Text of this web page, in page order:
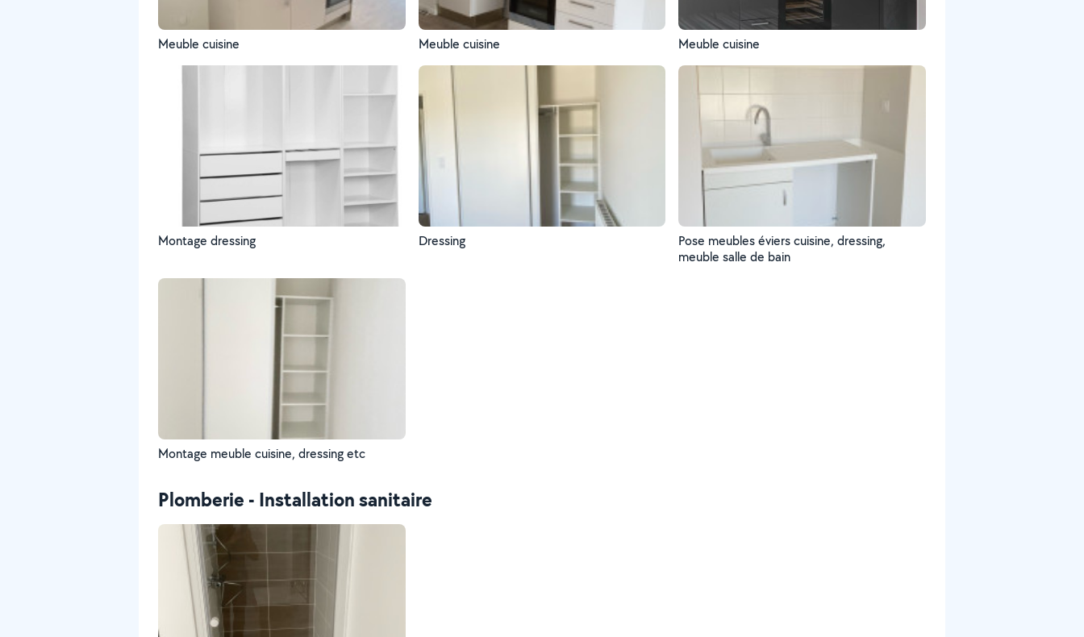
Meuble cuisine Meuble cuisine Meuble cuisine
Montage dressing Dressing
Pose meubles éviers cuisine, dressing,
meuble salle de bain
Montage meuble cuisine, dressing etc
Plomberie - Installation sanitaire